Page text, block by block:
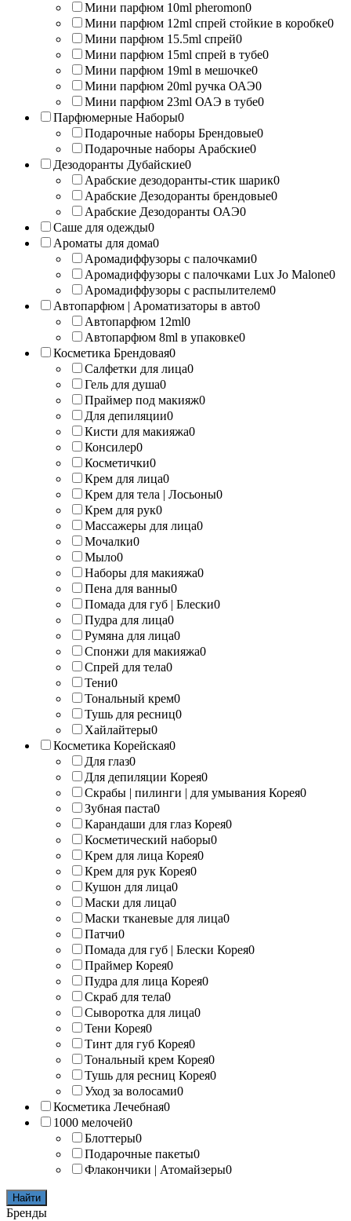
Мини парфюм 10ml pheromon0
Мини парфюм 12ml спрей стойкие в коробке0
Мини парфюм 15.5ml спрей0
Мини парфюм 15ml спрей в тубе0
Мини парфюм 19ml в мешочке0
Мини парфюм 20ml ручка ОАЭ0
Мини парфюм 23ml ОАЭ в тубе0
Парфюмерные Наборы0
Подарочные наборы Брендовые0
Подарочные наборы Арабские0
Дезодоранты Дубайские0
Арабские дезодоранты-стик шарик0
Арабские Дезодоранты брендовые0
Арабские Дезодоранты ОАЭ0
Саше для одежды0
Ароматы для дома0
Аромадиффузоры с палочками0
Аромадиффузоры с палочками Lux Jo Malone0
Аромадиффузоры с распылителем0
Автопарфюм | Ароматизаторы в авто0
Автопарфюм 12ml0
Автопарфюм 8ml в упаковке0
Косметика Брендовая0
Салфетки для лица0
Гель для душа0
Праймер под макияж0
Для депиляции0
Кисти для макияжа0
Консилер0
Косметички0
Крем для лица0
Крем для тела | Лосьоны0
Крем для рук0
Массажеры для лица0
Мочалки0
Мыло0
Наборы для макияжа0
Пена для ванны0
Помада для губ | Блески0
Пудра для лица0
Румяна для лица0
Спонжи для макияжа0
Спрей для тела0
Тени0
Тональный крем0
Тушь для ресниц0
Хайлайтеры0
Косметика Корейская0
Для глаз0
Для депиляции Корея0
Скрабы | пилинги | для умывания Корея0
Зубная паста0
Карандаши для глаз Корея0
Косметический наборы0
Крем для лица Корея0
Крем для рук Корея0
Кушон для лица0
Маски для лица0
Маски тканевые для лица0
Патчи0
Помада для губ | Блески Корея0
Праймер Корея0
Пудра для лица Корея0
Скраб для тела0
Сыворотка для лица0
Тени Корея0
Тинт для губ Корея0
Тональный крем Корея0
Тушь для ресниц Корея0
Уход за волосами0
Косметика Лечебная0
1000 мелочей0
Блоттеры0
Подарочные пакеты0
Флакончики | Атомайзеры0
Найти
Бренды